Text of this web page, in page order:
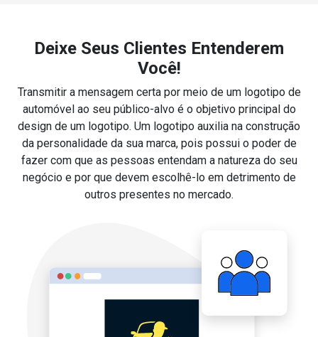
Deixe Seus Clientes Entenderem
Você!
Transmitir a mensagem certa por meio de um logotipo de
automóvel ao seu público-alvo é o objetivo principal do
design de um logotipo. Um logotipo auxilia na construção
da personalidade da sua marca, pois possui o poder de
fazer com que as pessoas entendam a natureza do seu
negócio e por que devem escolhê-lo em detrimento de
outros presentes no mercado.